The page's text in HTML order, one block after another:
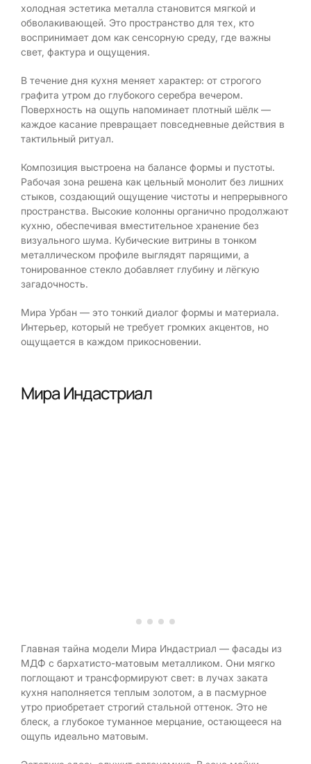
холодная эстетика металла становится мягкой и
обволакивающей. Это пространство для тех, кто
воспринимает дом как сенсорную среду, где важны
свет, фактура и ощущения.
В течение дня кухня меняет характер: от строгого
графита утром до глубокого серебра вечером.
Поверхность на ощупь напоминает плотный шёлк —
каждое касание превращает повседневные действия в
тактильный ритуал.
Композиция выстроена на балансе формы и пустоты.
Рабочая зона решена как цельный монолит без лишних
стыков, создающий ощущение чистоты и непрерывного
пространства. Высокие колонны органично продолжают
кухню, обеспечивая вместительное хранение без
визуального шума. Кубические витрины в тонком
металлическом профиле выглядят парящими, а
тонированное стекло добавляет глубину и лёгкую
загадочность.
Мира Урбан — это тонкий диалог формы и материала.
Интерьер, который не требует громких акцентов, но
ощущается в каждом прикосновении.
Мира Индастриал
Главная тайна модели Мира Индастриал — фасады из
МДФ с бархатисто-матовым металликом. Они мягко
поглощают и трансформируют свет: в лучах заката
кухня наполняется теплым золотом, а в пасмурное
утро приобретает строгий стальной оттенок. Это не
блеск, а глубокое туманное мерцание, остающееся на
ощупь идеально матовым.